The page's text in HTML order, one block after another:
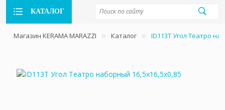
КАТАЛОГ
Магазин KERAMA MARAZZI Каталог ID113T Угол Театро